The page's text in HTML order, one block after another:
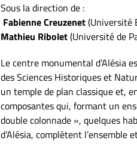
Sous la direction de :
Fabienne Creuzenet(Université
Mathieu Ribolet(Université de
Le centre monumental d’Alésia
des Sciences Historiques et
un temple de plan classique et,
composantes qui, formant un
double colonnade », quelques
d’Alésia, complètent